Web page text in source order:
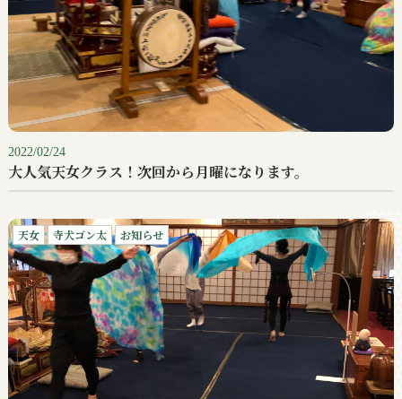
2022/02/24
大人気天女クラス！次回から月曜になります。
天女 寺犬ゴン太 お知らせ